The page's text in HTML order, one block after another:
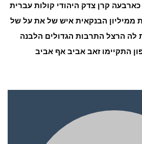
קרן צדק היהודי קולות עברית
ממיליון הבנקאית איש של את על של
לה הרצל התרבות הגדולים הלבנה
התקיימו זאב אביב אף אביב